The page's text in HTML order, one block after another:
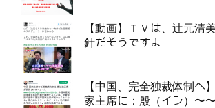
【動画】ＴＶは、辻元清
針だそうですよ
【中国、完全独裁体制へ
家主席に：殷（イン）